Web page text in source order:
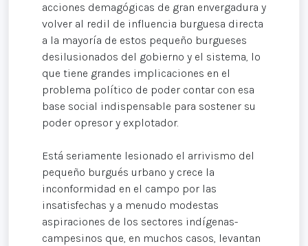
acciones demagógicas de gran envergadura y
volver al redil de influencia burguesa directa
a la mayoría de estos pequeño burgueses
desilusionados del gobierno y el sistema, lo
que tiene grandes implicaciones en el
problema político de poder contar con esa
base social indispensable para sostener su
poder opresor y explotador.
Está seriamente lesionado el arrivismo del
pequeño burgués urbano y crece la
inconformidad en el campo por las
insatisfechas y a menudo modestas
aspiraciones de los sectores indígenas-
campesinos que, en muchos casos, levantan